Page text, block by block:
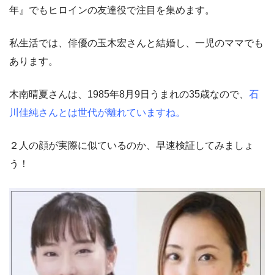
年』でもヒロインの友達役で注目を集めます。
私生活では、俳優の玉木宏さんと結婚し、一児のママでも
あります。
木南晴夏さんは、1985年8月9日うまれの35歳なので、 石
川佳純さんとは世代が離れていますね。
２人の顔が実際に似ているのか、早速検証してみましょ
う！